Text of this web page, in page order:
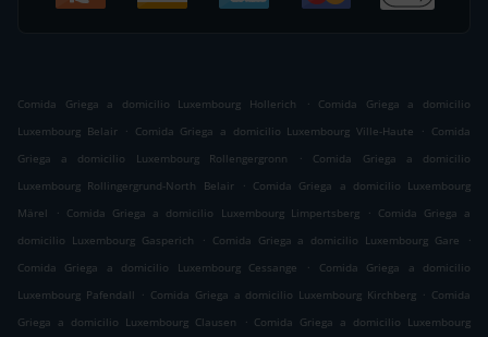
Comida Griega a domicilio Luxembourg Hollerich .
Comida Griega a domicilio
Luxembourg Belair . Comida Griega a domicilio Luxembourg Ville-Haute . Comida
Griega a domicilio Luxembourg Rollengergronn
.
Comida Griega a domicilio
Luxembourg Rollingergrund-North Belair
. Comida Griega a domicilio Luxembourg
Märel
. Comida Griega a domicilio Luxembourg Limpertsberg . Comida Griega a
domicilio Luxembourg Gasperich
. Comida Griega a domicilio Luxembourg Gare
.
Comida Griega a domicilio Luxembourg Cessange
.
Comida Griega a domicilio
Luxembourg Pafendall . Comida Griega a domicilio Luxembourg Kirchberg . Comida
Griega a domicilio Luxembourg Clausen
. Comida Griega a domicilio Luxembourg